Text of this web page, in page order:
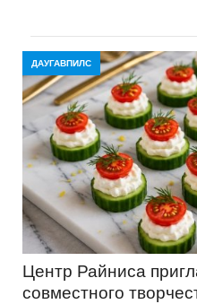
ДАУГАВПИЛС
Центр Райниса
совместного